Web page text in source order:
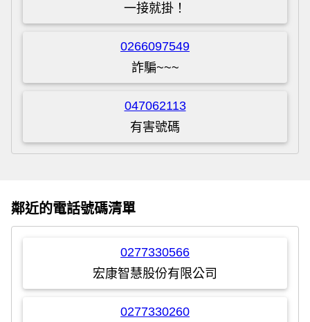
一接就掛！
0266097549
詐騙~~~
047062113
有害號碼
鄰近的電話號碼清單
0277330566
宏康智慧股份有限公司
0277330260